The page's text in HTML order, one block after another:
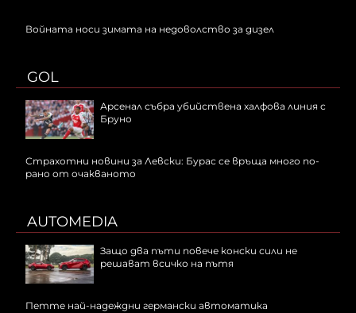
Войната носи зимата на недоволство за дизел
GOL
Арсенал събра убийствена халфова линия с
Бруно
Страхотни новини за Левски: Бурас се връща много по-
рано от очакваното
AUTOMEDIA
Защо два пъти повече конски сили не
решават всичко на пътя
Петте най-надеждни германски автоматика